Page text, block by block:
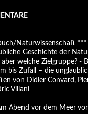
Naturwissenschaft
Geschichte der
welche Zielgruppe? -
bis Zufall – die
von Didier Convard,
Villani
Abend vor dem Meer